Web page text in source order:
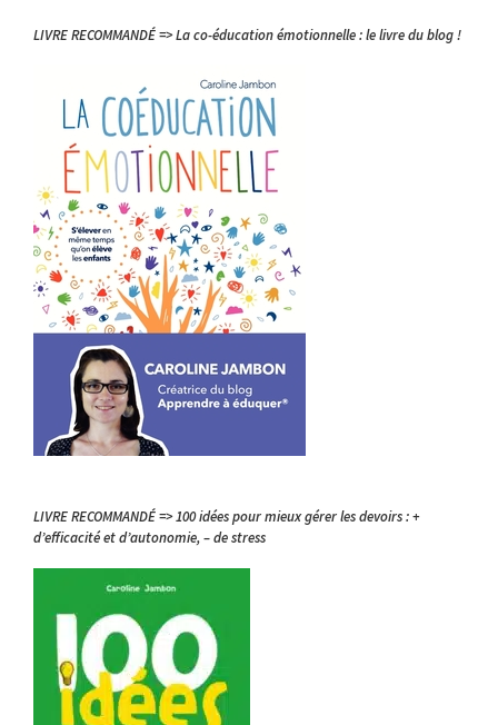
LIVRE RECOMMANDÉ => La co-éducation émotionnelle : le livre du blog !
LIVRE RECOMMANDÉ => 100 idées pour mieux gérer les devoirs : +
d’efficacité et d’autonomie, – de stress